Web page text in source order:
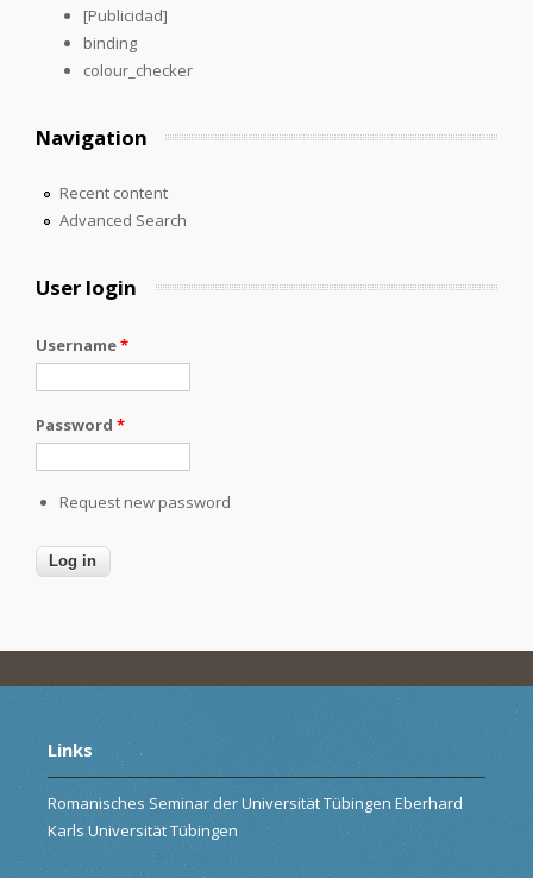
[Publicidad]
binding
colour_checker
Navigation
Recent content
Advanced Search
User login
Username*
Password *
Request new password
Links
Romanisches Seminar der Universität Tübingen Eberhard
Karls Universität Tübingen